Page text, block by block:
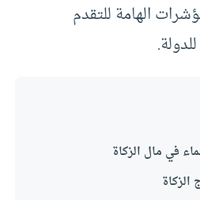
الهامة للتقدم
في مال الزكاة